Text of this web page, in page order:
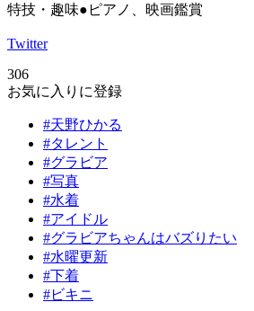
特技・趣味●ピアノ、映画鑑賞
Twitter
306
お気に入りに登録
#天野ひかる
#タレント
#グラビア
#写真
#水着
#アイドル
#グラビアちゃんはバズりたい
#水曜更新
#下着
#ビキニ